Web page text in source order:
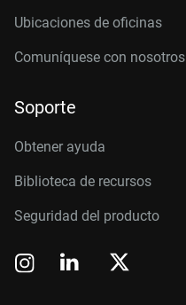
Ubicaciones de oficinas
Comuníquese con nosotros
Soporte
Obtener ayuda
Biblioteca de recursos
Seguridad del producto